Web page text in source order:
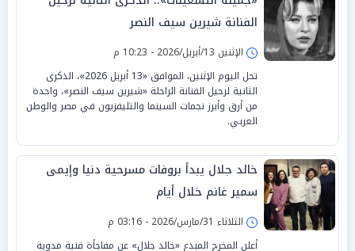
الفنانة شيرين سيف النصر
الإثنين 13/أبريل/2026 - 10:23 م
تحل اليوم الإثنين، الموافق «13 أبريل 2026»، الذكرى
الثانية لرحيل الفنانة الراحلة «شيرين سيف النصر»، واحدة
من أرق وأبرز نجمات السينما والتليفزيون في مصر والوطن
العربي.
خالد جلال يبدأ بروفات مسرحية دنيا وإيمى
سمير غانم خلال أيام
الثلاثاء 31/مارس/2026 - 03:16 م
أعلن المخرج المبدع «خالد جلال» عن مفاجأة فنية مدوية